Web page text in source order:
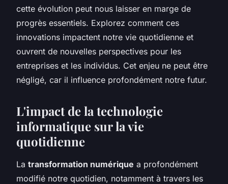
cette évolution peut nous laisser en marge de
progrès essentiels. Explorez comment ces
innovations impactent notre vie quotidienne et
ouvrent de nouvelles perspectives pour les
entreprises et les individus. Cet enjeu ne peut être
négligé, car il influence profondément notre futur.
L'impact de la technologie
informatique sur la vie
quotidienne
La transformation numérique a profondément
modifié notre quotidien, notamment à travers les